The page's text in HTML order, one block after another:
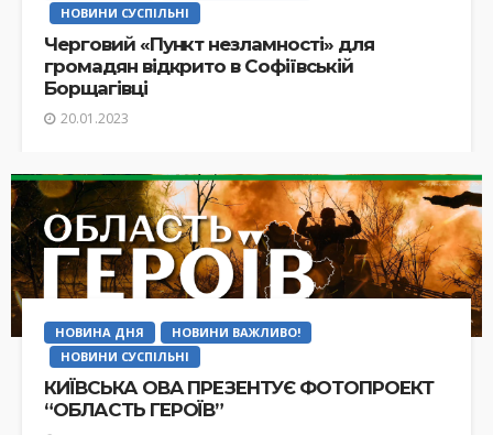
НОВИНИ СУСПІЛЬНІ
Черговий «Пункт незламності» для
громадян відкрито в Софіївській
Борщагівці
20.01.2023
НОВИНА ДНЯ
НОВИНИ ВАЖЛИВО!
НОВИНИ СУСПІЛЬНІ
КИЇВСЬКА ОВА ПРЕЗЕНТУЄ ФОТОПРОЕКТ
“ОБЛАСТЬ ГЕРОЇВ”